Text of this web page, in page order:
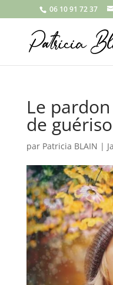
06 10 91 72 37
Le
de
par Patricia BLAIN |